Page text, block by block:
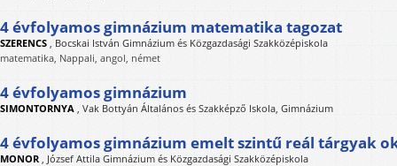
4 évfolyamos gimnázium matematika tagozat
SZERENCS , Bocskai István Gimnázium és Közgazdasági Szakközépiskola
matematika, Nappali, angol, német
4 évfolyamos gimnázium
SIMONTORNYA , Vak Bottyán Általános és Szakképző Iskola, Gimnázium
4 évfolyamos gimnázium emelt szintű reál tárgyak
MONOR , József Attila Gimnázium és Közgazdasági Szakközépiskola